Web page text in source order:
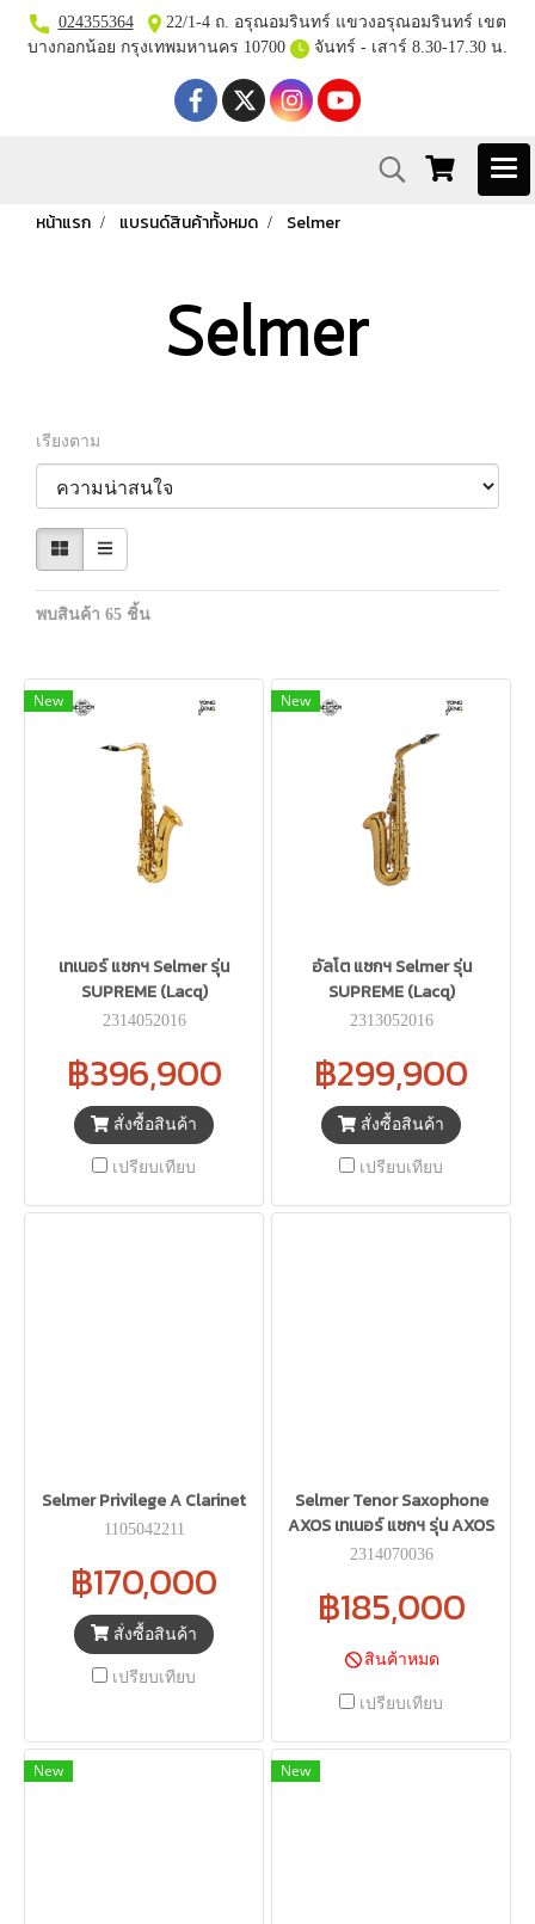
024355364
22/1-4 ถ. อรุณอมรินทร์ แขวงอรุณอมรินทร์ เขต
บางกอกน้อย กรุงเทพมหานคร 10700
จันทร์ - เสาร์ 8.30-17.30 น.
หน้าแรก แบรนด์สินค้าทั้งหมด Selmer
Selmer
เรียงตาม
พบสินค้า 65 ชิ้น
New
เทเนอร์ แซกฯ Selmer รุ่น
SUPREME (Lacq)
2314052016
฿396,900
สั่งซื้อสินค้า
เปรียบเทียบ
New
อัลโต แซกฯ Selmer รุ่น
SUPREME (Lacq)
2313052016
฿299,900
สั่งซื้อสินค้า
เปรียบเทียบ
Selmer Privilege A Clarinet
1105042211
฿170,000
สั่งซื้อสินค้า
เปรียบเทียบ
Selmer Tenor Saxophone
AXOS เทเนอร์ แซกฯ รุ่น AXOS
2314070036
฿185,000
สินค้าหมด
เปรียบเทียบ
New New